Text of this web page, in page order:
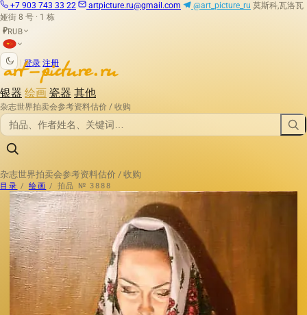
+7 903 743 33 22 artpicture.ru@gmail.com @art_picture_ru 莫斯科,瓦洛瓦
娅街 8 号 · 1 栋
₽RUB
登录 注册
银器 绘画 瓷器 其他
杂志世界拍卖会参考资料估价 / 收购
杂志世界拍卖会参考资料估价 / 收购
目录 / 绘画 / 拍品 № 3888